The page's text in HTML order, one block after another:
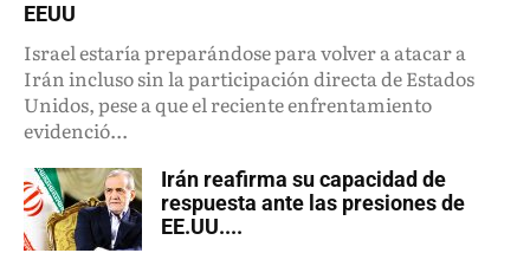
EEUU
Israel estaría preparándose para volver a atacar a
Irán incluso sin la participación directa de Estados
Unidos, pese a que el reciente enfrentamiento
evidenció...
Irán reafirma su capacidad de
respuesta ante las presiones de
EE.UU....